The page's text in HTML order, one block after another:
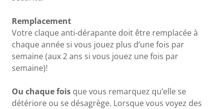
Remplacement
Votre claque anti-dérapante doit être remplacée à
chaque année si vous jouez plus d’une fois par
semaine (aux 2 ans si vous jouez une fois par
semaine)!
Ou chaque fois que vous remarquez qu’elle se
détériore ou se désagrège. Lorsque vous voyez des